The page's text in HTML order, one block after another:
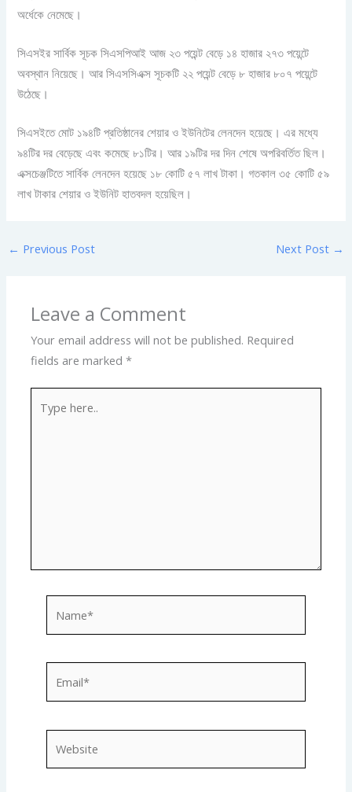
অর্ধেকে নেমেছে।
সিএসইর সার্বিক সূচক সিএসপিআই আজ ২৩ পয়েন্ট বেড়ে ১৪ হাজার ২৭৩ পয়েন্টে
অবস্থান নিয়েছে। আর সিএসসিএক্স সূচকটি ২২ পয়েন্ট বেড়ে ৮ হাজার ৮০৭ পয়েন্টে
উঠেছে।
সিএসইতে মোট ১৯৪টি প্রতিষ্ঠানের শেয়ার ও ইউনিটের লেনদেন হয়েছে। এর মধ্যে
৯৪টির দর বেড়েছে এবং কমেছে ৮১টির। আর ১৯টির দর দিন শেষে অপরিবর্তিত ছিল।
এক্সচেঞ্জটিতে সার্বিক লেনদেন হয়েছে ১৮ কোটি ৫৭ লাখ টাকা। গতকাল ৩৫ কোটি ৫৯
লাখ টাকার শেয়ার ও ইউনিট হাতবদল হয়েছিল।
← Previous Post Next Post →
Leave a Comment
Your email address will not be published. Required
fields are marked*
here..